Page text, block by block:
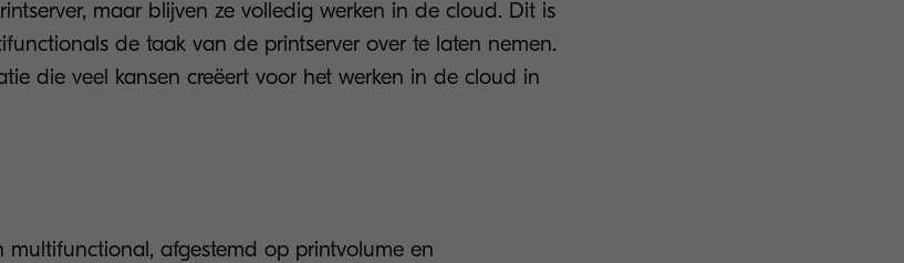
maar blijven ze volledig werken in de cloud. Dit is
de taak van de printserver over te laten nemen.
die veel kansen creëert voor het werken in de cloud in
multifunctional, afgestemd op printvolume en